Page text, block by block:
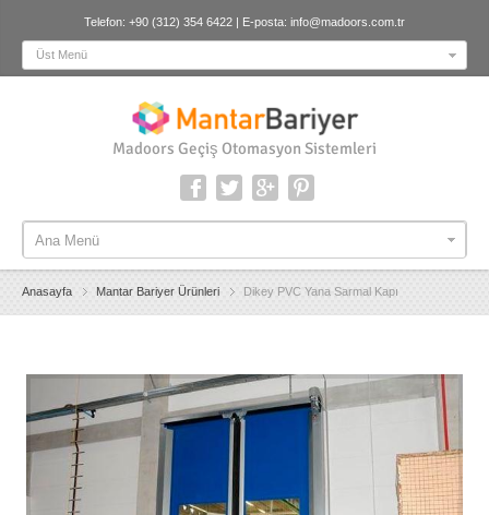
Telefon: +90 (312) 354 6422 | E-posta: info@madoors.com.tr
Üst Menü
Madoors Geçiş Otomasyon Sistemleri
Ana Menü
Ana Menü
Anasayfa Mantar Bariyer Ürünleri Dikey PVC Yana Sarmal Kapı